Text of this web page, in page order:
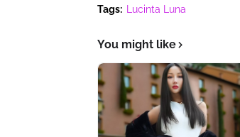
Tags: Lucinta Luna
You might like